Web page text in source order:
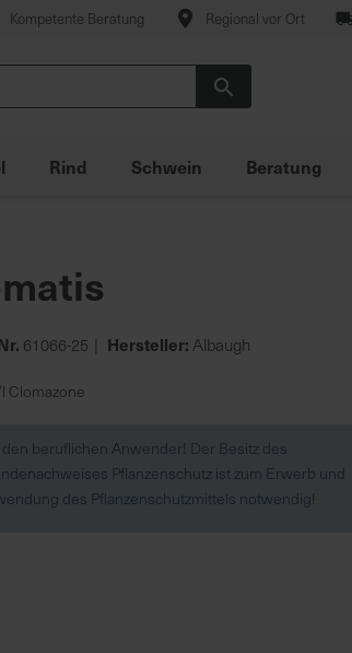
Kompetente Beratung Regional vor Ort
Rind Schwein Beratung
61066-25 Hersteller: Albaugh
Clomazone
den beruflichen Anwender! Der Besitz des
Pflanzenschutz ist zum Erwerb und
des Pflanzenschutzmittels notwendig!